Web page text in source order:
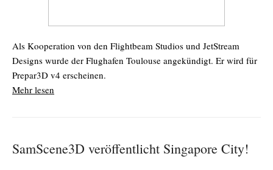
Als Kooperation von den Flightbeam Studios und JetStream
Designs wurde der Flughafen Toulouse angekündigt. Er wird für
Prepar3D v4 erscheinen.
Mehr lesen
SamScene3D veröffentlicht Singapore City!